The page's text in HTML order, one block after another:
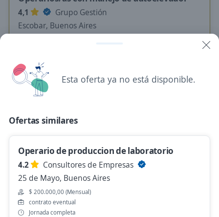
4,1
Grupo Gestión
Escobar, Buenos Aires
DL Operarios/as de depósito
Hace 19 horas
828SI Operario de Depósito E commerce.
Los Cardales
4,3
Cona Consultores SRL
Los Cardales, Buenos Aires
Hace 19 horas
Esta oferta ya no está disponible.
Ofertas similares
Operario de produccion de laboratorio
4.2
Consultores de Empresas
25 de Mayo, Buenos Aires
$ 200.000,00 (Mensual)
contrato eventual
Jornada completa